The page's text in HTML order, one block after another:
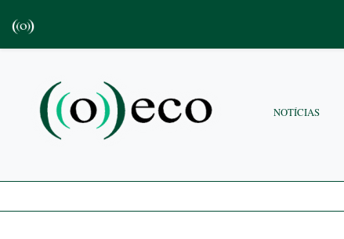
NOTÍCIAS